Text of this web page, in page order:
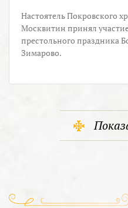
Настоятель Покровского
Москвитин принял
престольного праздника
Зимарово.